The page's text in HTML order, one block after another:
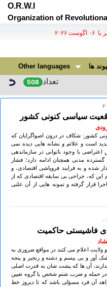
O.R.W.I
Organization of
ها Other languages
تعداد 508
سیاسی کنونی کشور
کشور: شکاف در درون اصواگرایان که
است و علائم و نشانه هایی دیده نمی
با وجود ناتوانی در سازماندهی
مدنی همچنان ادامه دارد؛ فشار
شده و به فرایند فروپاشی اقتصادی، و
که، جراحی بی سابقه اقتصادی که از
قرار گرفته و نمونه هایی از آن علنی
فاشیستی حاکمیت
اعلام می کنند در مواقع ضروری به
آور و بی بیسم و دشنه و زنجیر و پنجه
آن ها که پشت شان به قدرت اصلی
حمله و ضرب شتمِ شخص یا گروه تعیین
آن فرد مسؤلی باشد که تا دیروز خط